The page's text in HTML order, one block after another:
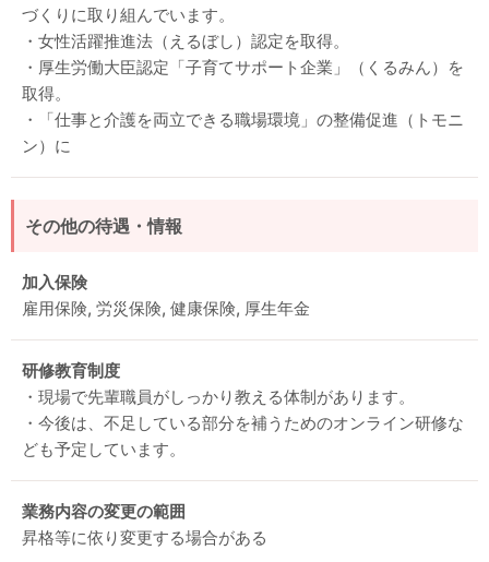
づくりに取り組んでいます。
・女性活躍推進法（えるぼし）認定を取得。
・厚生労働大臣認定「子育てサポート企業」（くるみん）を
取得。
・「仕事と介護を両立できる職場環境」の整備促進（トモニ
ン）に
その他の待遇・情報
加入保険
雇用保険, 労災保険, 健康保険, 厚生年金
研修教育制度
・現場で先輩職員がしっかり教える体制があります。
・今後は、不足している部分を補うためのオンライン研修な
ども予定しています。
業務内容の変更の範囲
昇格等に依り変更する場合がある